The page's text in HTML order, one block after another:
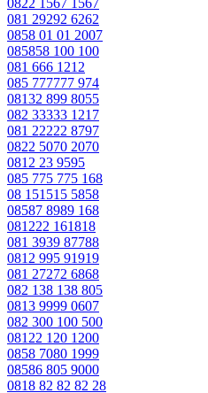
081 29292 6262
0858 01 01 2007
085858 100 100
081 666 1212
085 777777 974
08132 899 8055
082 33333 1217
081 22222 8797
0822 5070 2070
0812 23 9595
085 775 775 168
08 151515 5858
08587 8989 168
081222 161818
081 3939 87788
0812 995 91919
081 27272 6868
082 138 138 805
0813 9999 0607
082 300 100 500
08122 120 1200
0858 7080 1999
08586 805 9000
0818 82 82 82 28